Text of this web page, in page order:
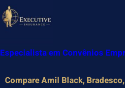
Especialista em Convênios
Compare Amil Black,